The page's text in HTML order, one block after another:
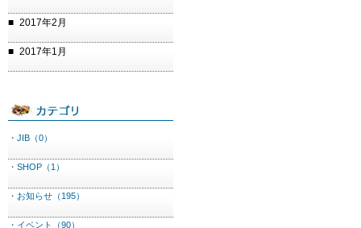
2017年2月
2017年1月
・JIB（0）
・SHOP（1）
・お知らせ（195）
・イベント（90）